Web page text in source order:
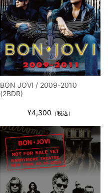
BON JOVI / 2009-2010
(2BDR)
¥4,300 （税込）